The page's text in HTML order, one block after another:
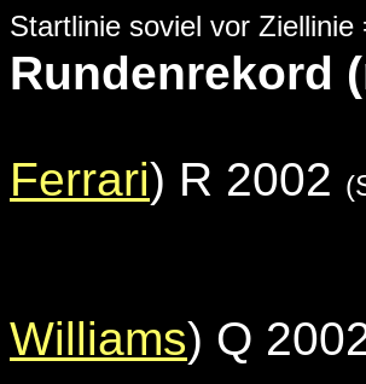
Startlinie soviel vor Ziellinie
Rundenrekord
Ferrari) R 2002
Williams) Q